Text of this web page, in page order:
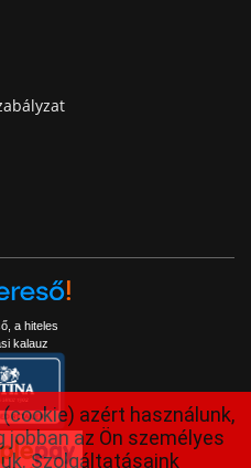
a hiteles
kalauz
azért használunk,
az Ön személyes
Szolgáltatásaink